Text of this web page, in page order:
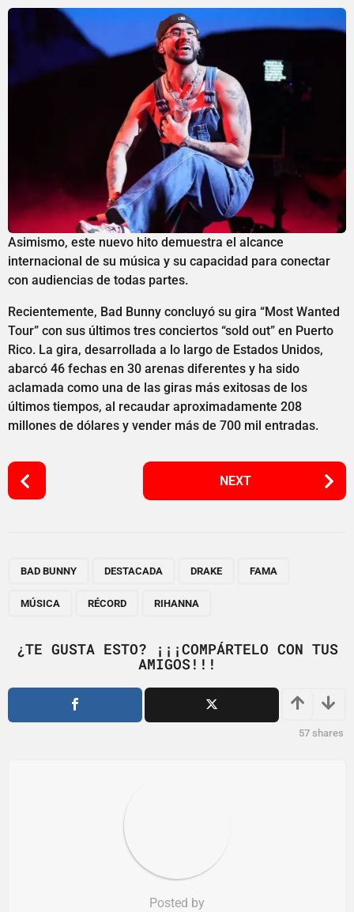
Asimismo, este nuevo hito demuestra el alcance
internacional de su música y su capacidad para conectar
con audiencias de todas partes.
Recientemente, Bad Bunny concluyó su gira “Most Wanted
Tour” con sus últimos tres conciertos “sold out” en Puerto
Rico. La gira, desarrollada a lo largo de Estados Unidos,
abarcó 46 fechas en 30 arenas diferentes y ha sido
aclamada como una de las giras más exitosas de los
últimos tiempos, al recaudar aproximadamente 208
millones de dólares y vender más de 700 mil entradas.
P
o
i
o
NEXT
BAD BUNNY DESTACADA DRAKE FAMA
MÚSICA RÉCORD RIHANNA
¿TE GUSTA ESTO? ¡¡¡COMPÁRTELO CON TUS
AMIGOS!!!
57 shares
Posted by